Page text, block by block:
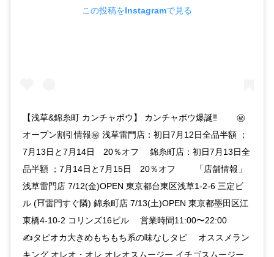
この投稿をInstagramで見る
【浅草&錦糸町 カンチャボウ】 カンチャボウ爆誕‼️ ⠀ ⠀ ㊙️
オープン割引情報㊙️ 浅草雷門店：初日7月12日全品半額 ；
7月13日と7月14日 20％オフ ⠀ 錦糸町店：初日7月13日全
品半額 ；7月14日と7月15日 20％オフ ⠀ ⠀ 「店舗情報」
浅草雷門店 7/12(金)OPEN 東京都台東区浅草1-2-6 三定ビ
ル (⛩雷門すぐ隣) 錦糸町店 7/13(土)OPEN 東京都墨田区江
東橋4-10-2 コリンズ16ビル ⠀ 営業時間11:00〜22:00 ⠀ ⠀
✍️タピオカ大きめもちもち系の味なしタピ ⠀ オススメラン
キング オレオ・オレ オレオスムージー イチゴスムージー